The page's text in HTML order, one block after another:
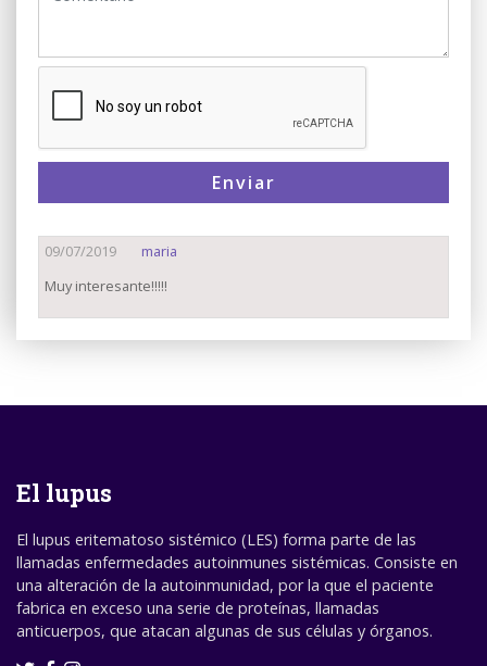
Enviar
09/07/2019
maria
Muy interesante!!!!!
El lupus
El lupus eritematoso sistémico (LES) forma parte de las
llamadas enfermedades autoinmunes sistémicas. Consiste en
una alteración de la autoinmunidad, por la que el paciente
fabrica en exceso una serie de proteínas, llamadas
anticuerpos, que atacan algunas de sus células y órganos.